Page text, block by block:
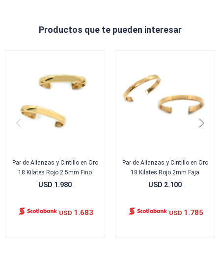
Productos que te pueden interesar
Par de Alianzas y Cintillo en Oro
18 Kilates Rojo 2.5mm Fino
USD 1.980
USD 1.683
Par de Alianzas y Cintillo en Oro
18 Kilates Rojo 2mm Faja
USD 2.100
USD 1.785